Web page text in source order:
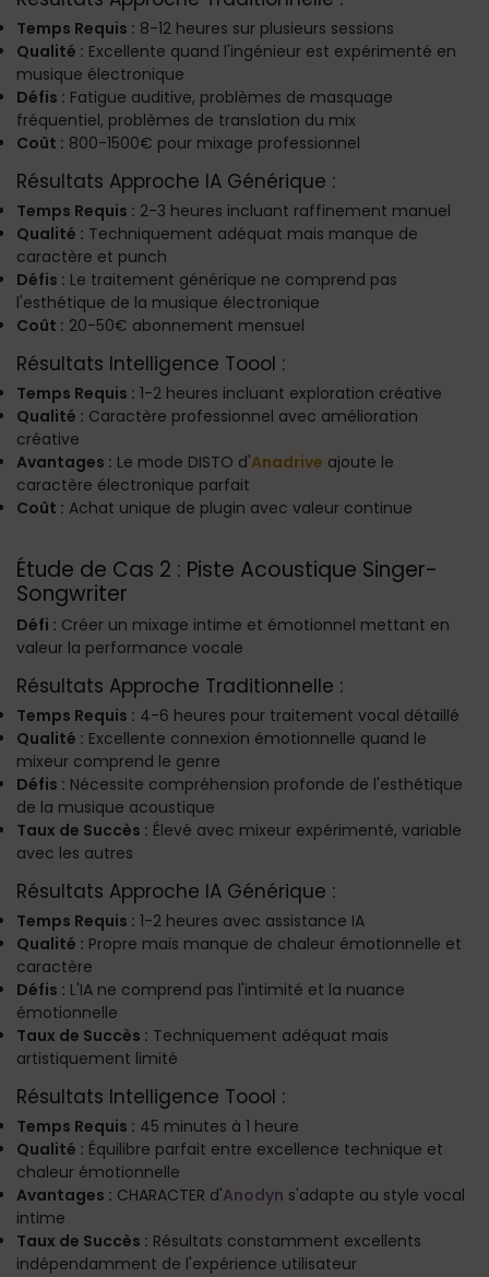
Temps Requis : 8-12 heures sur plusieurs sessions
Qualité : Excellente quand l'ingénieur est expérimenté en
musique électronique
Défis : Fatigue auditive, problèmes de masquage
fréquentiel, problèmes de translation du mix
Coût : 800-1500€ pour mixage professionnel
Résultats Approche IA Générique :
Temps Requis : 2-3 heures incluant raffinement manuel
Qualité : Techniquement adéquat mais manque de
caractère et punch
Défis : Le traitement générique ne comprend pas
l'esthétique de la musique électronique
Coût : 20-50€ abonnement mensuel
Résultats Intelligence Toool :
Temps Requis : 1-2 heures incluant exploration créative
Qualité : Caractère professionnel avec amélioration
créative
Avantages : Le mode DISTO d'Anadrive ajoute le
caractère électronique parfait
Coût : Achat unique de plugin avec valeur continue
Étude de Cas 2 : Piste Acoustique Singer-
Songwriter
Défi : Créer un mixage intime et émotionnel mettant en
valeur la performance vocale
Résultats Approche Traditionnelle :
Temps Requis : 4-6 heures pour traitement vocal détaillé
Qualité : Excellente connexion émotionnelle quand le
mixeur comprend le genre
Défis : Nécessite compréhension profonde de l'esthétique
de la musique acoustique
Taux de Succès : Élevé avec mixeur expérimenté, variable
avec les autres
Résultats Approche IA Générique :
Temps Requis : 1-2 heures avec assistance IA
Qualité : Propre mais manque de chaleur émotionnelle et
caractère
Défis : L'IA ne comprend pas l'intimité et la nuance
émotionnelle
Taux de Succès : Techniquement adéquat mais
artistiquement limité
Résultats Intelligence Toool :
Temps Requis : 45 minutes à 1 heure
Qualité : Équilibre parfait entre excellence technique et
chaleur émotionnelle
Avantages : CHARACTER d'Anodyn s'adapte au style vocal
intime
Taux de Succès : Résultats constamment excellents
indépendamment de l'expérience utilisateur